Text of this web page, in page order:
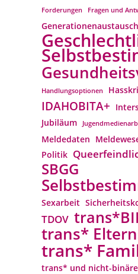
Forderungen Fragen und
Generationenaustausch
Handlungsoptionen
IDAHOBITA+
Jubiläum
Meldedaten
Politik
SBGG
Sexarbeit
TDOV
trans*
trans*
trans* und nicht-